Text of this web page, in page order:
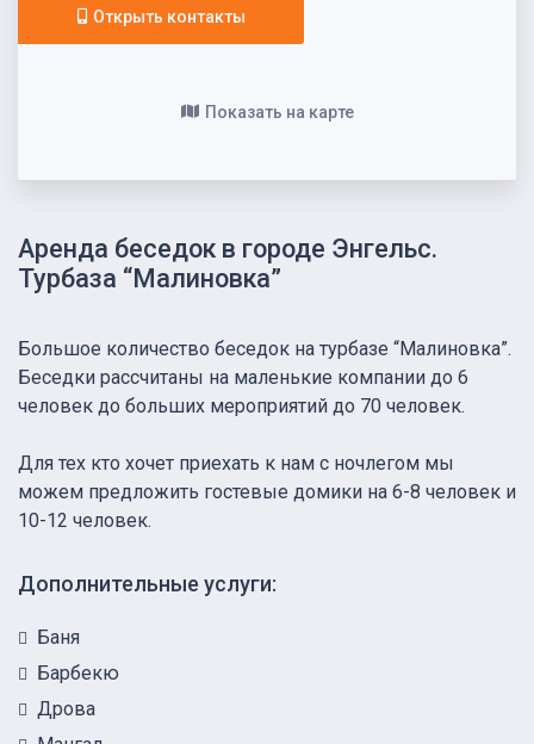
Аренда беседок в городе Энгельс.
Турбаза “Малиновка”
Открыть контакты
Показать на карте
Большое количество беседок на турбазе “Малиновка”.
Беседки рассчитаны на маленькие компании до 6
человек до больших мероприятий до 70 человек.
Для тех кто хочет приехать к нам с ночлегом мы
можем предложить гостевые домики на 6-8 человек и
10-12 человек.
Дополнительные услуги:
Баня
Барбекю
Дрова